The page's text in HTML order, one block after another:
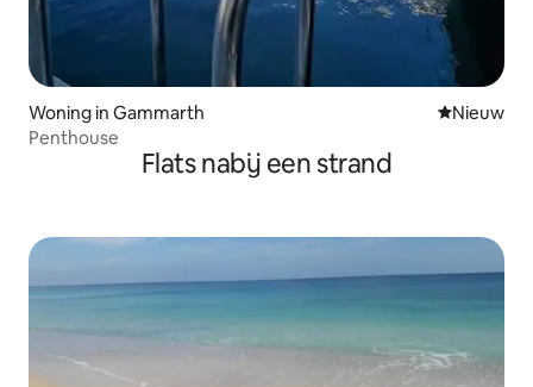
Woning in Gammarth Nieuwe
Nieuw
Penthouse
Flats nabij een strand